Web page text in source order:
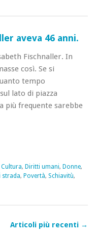
aveva 46 anni.
Fischnaller. In
così. Se si
tempo
lato di piazza
più frequente sarebbe
Cultura, Diritti umani, Donne,
strada, Povertà, Schiavitù,
Articoli più recenti →